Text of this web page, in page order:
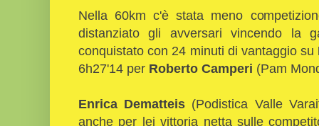
Nella 60km c'è stata meno
distanziato gli avversari vincendo la
conquistato con 24 minuti di vantaggio su
6h27'14 per Roberto Camperi (Pam
Enrica Dematteis (Podistica Valle
anche per lei vittoria netta sulle